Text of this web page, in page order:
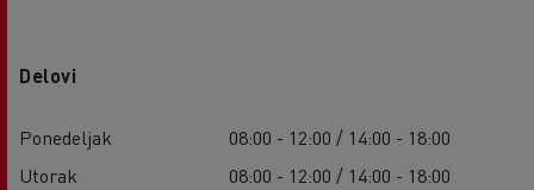
Delovi
Ponedeljak
08:00 - 12:00 / 14:00 - 18:00
Utorak
08:00 - 12:00 / 14:00 - 18:00